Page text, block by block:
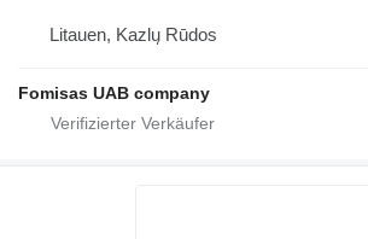
Litauen, Kazlų Rūdos
Fomisas UAB company